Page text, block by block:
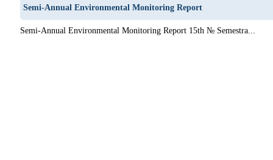
Semi-Annual Environmental Monitoring Report
Semi-Annual Environmental Monitoring Report 15th № Semestra...